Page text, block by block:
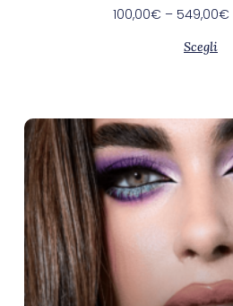
100,00€ – 549,00€
Scegli